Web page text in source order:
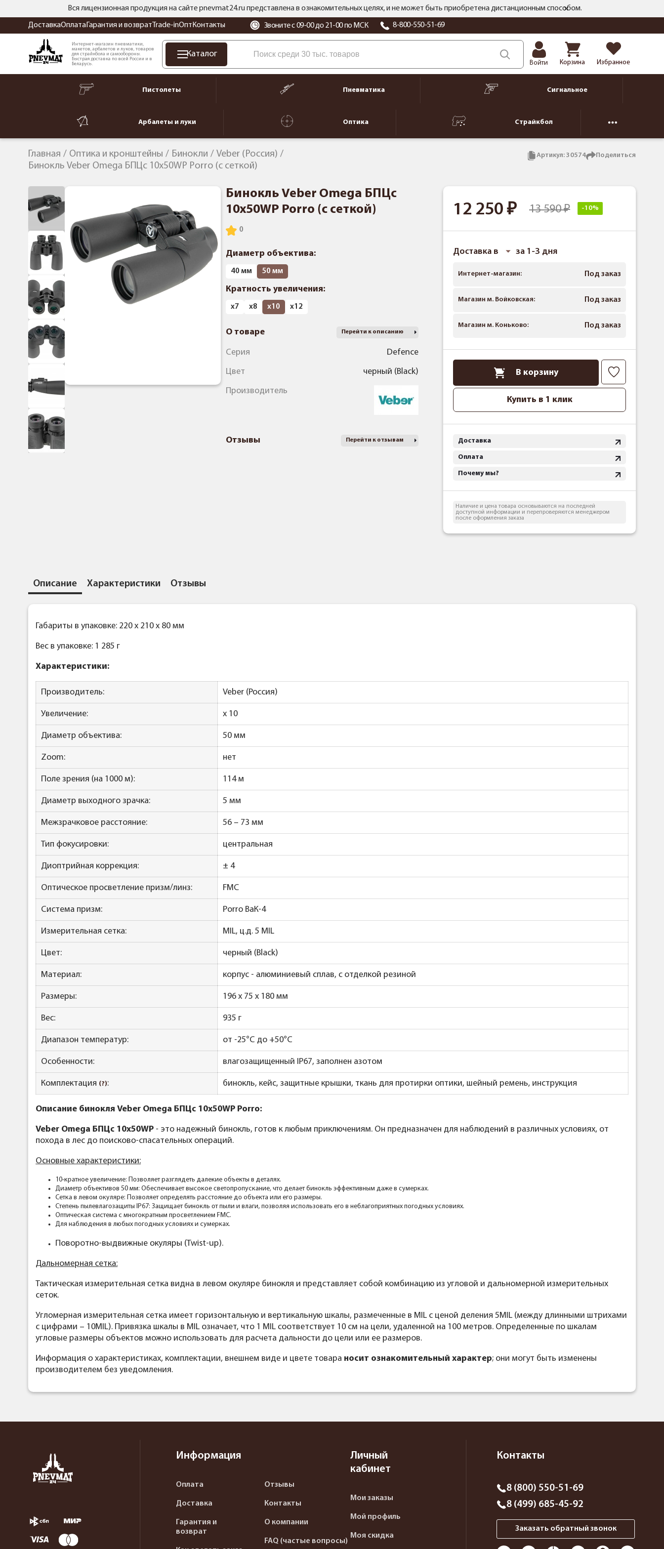
Вся лицензионная продукция на сайте pnevmat24.ru представлена в ознакомительных целях, и не может быть приобретена дистанционным способом.
ДоставкаОплата Гарантия и возврат Trade-inОпт Контакты Звоните с 09-00 до 21-00 по МСК 8-800-550-51-69
Интернет-магазин пневматики,
макетов, арбалетов и луков, товаров
для страйкбола и самообороны.
Быстрая доставка по всей России и в
Беларусь.
Каталог
Войти Корзина Избранное
Пистолеты Пневматика Сигнальное
Арбалеты и луки Оптика Страйкбол
Главная Оптика и кронштейны Бинокли
Veber (Россия)
Бинокль Veber Omega БПЦс 10x50WP Porro (с сеткой)
Артикул: 30574 Поделиться
Бинокль Veber Omega БПЦс
10x50WP Porro (с сеткой)
Диаметр объектива:
40 мм 50 мм
Кратность увеличения:
х7 х8 х10 х12
О товаре Перейти к описанию
Серия Defence
Цвет черный (Black)
Производитель
Отзывы Перейти к отзывам
12 250 13 590 -10%
Доставка в за 1-3 дня
Интернет-магазин: Под заказ
Магазин м. Войковская: Под заказ
Магазин м. Коньково: Под заказ
В корзину
Купить в 1 клик
Доставка
Оплата
Почему мы?
Наличие и цена товара основываются на последней
доступной информации и перепроверяются менеджером
после оформления заказа
Описание Характеристики Отзывы
Габариты в упаковке: 220 x 210 x 80 мм
Вес в упаковке: 1 285 г
Характеристики:
Производитель: Veber (Россия)
Увеличение: x 10
Диаметр объектива: 50 мм
Zoom: нет
Поле зрения (на 1000 м): 114 м
Диаметр выходного зрачка: 5 мм
Межзрачковое расстояние: 56 – 73 мм
Тип фокусировки: центральная
Диоптрийная коррекция: ± 4
Оптическое просветление призм/линз: FMC
Система призм: Porro ВаК-4
Измерительная сетка: MIL, ц.д. 5 MIL
Цвет: черный (Black)
Материал: корпус - алюминиевый сплав, с отделкой резиной
Размеры: 196 х 75 х 180 мм
Вес: 935 г
Диапазон температур: от -25°С до +50°С
Особенности: влагозащищенный IP67, заполнен азотом
Комплектация (?): бинокль, кейс, защитные крышки, ткань для протирки оптики, шейный ремень, инструкция
Описание бинокля Veber Omega БПЦс 10x50WP Porro:
Veber Omega БПЦс 10x50WP - это надежный бинокль, готов к любым приключениям. Он предназначен для наблюдений в различных условиях, от
похода в лес до поисково-спасательных операций.
Основные характеристики:
10-кратное увеличение: Позволяет разглядеть далекие объекты в деталях.
Диаметр объективов 50 мм: Обеспечивает высокое светопропускание, что делает бинокль эффективным даже в сумерках.
Сетка в левом окуляре: Позволяет определять расстояние до объекта или его размеры.
Степень пылевлагозащиты IP67: Защищает бинокль от пыли и влаги, позволяя использовать его в неблагоприятных погодных условиях.
Оптическая система с многократным просветлением FMC.
Для наблюдения в любых погодных условиях и сумерках.
Поворотно-выдвижные окуляры (Twist-up).
Дальномерная сетка:
Тактическая измерительная сетка видна в левом окуляре бинокля и представляет собой комбинацию из угловой и дальномерной измерительных
сеток.
Угломерная измерительная сетка имеет горизонтальную и вертикальную шкалы, размеченные в MIL с ценой деления 5MIL (между длинными штрихами
с цифрами – 10MIL). Привязка шкалы в MIL означает, что 1 MIL соответствует 10 см на цели, удаленной на 100 метров. Определенные по шкалам
угловые размеры объектов можно использовать для расчета дальности до цели или ее размеров.
Информация о характеристиках, комплектации, внешнем виде и цвете товара носит ознакомительный характер; они могут быть изменены
производителем без уведомления.
Информация
Оплата
Доставка
Гарантия и
возврат
Отзывы
Контакты
О компании
FAQ (частые вопросы)
Личный
кабинет
Мои заказы
Мой профиль
Моя скидка
Контакты
8 (800) 550-51-69
8 (499) 685-45-92
Заказать обратный звонок